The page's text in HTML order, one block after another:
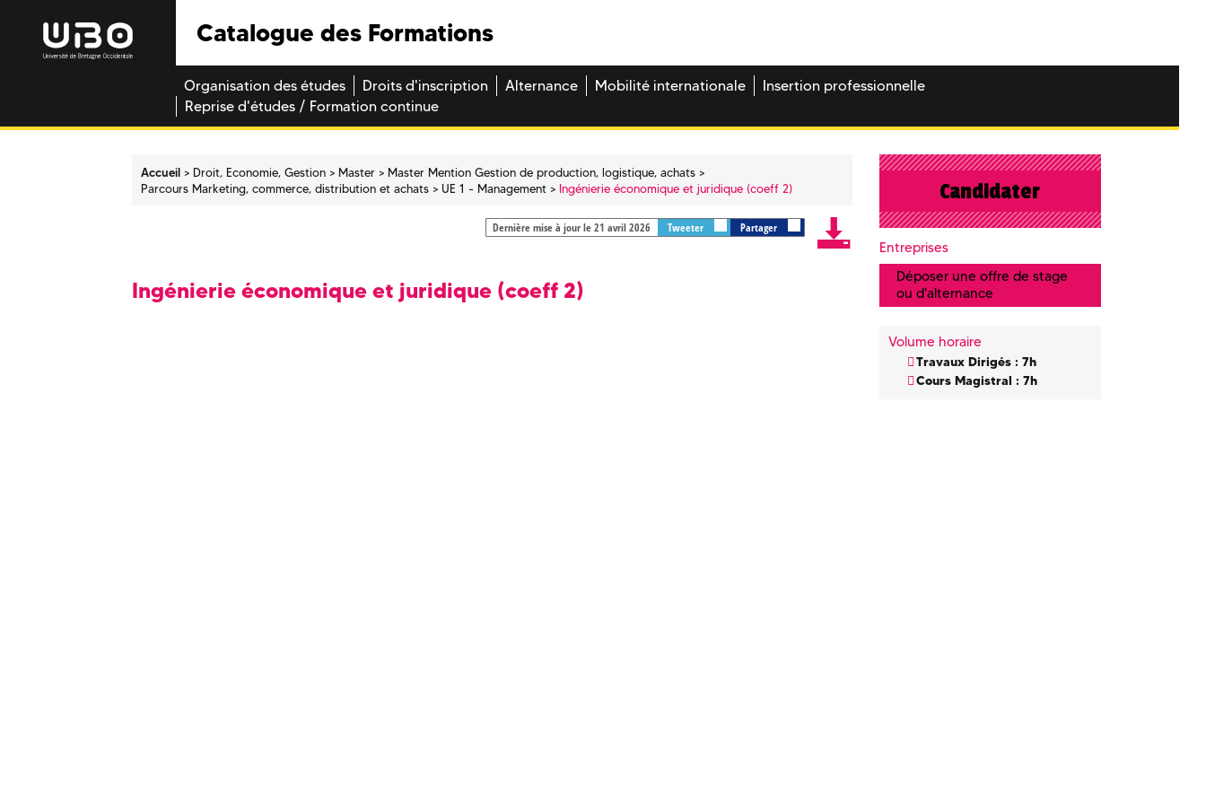
Catalogue des Formations
Organisation des études Droits d'inscription Alternance Mobilité internationale
Insertion professionnelle
Reprise d'études / Formation continue
Accueil Droit, Economie, Gestion Master
Master Mention Gestion de production, logistique, achats
Parcours Marketing, commerce, distribution et achats
UE 1 - Management Ingénierie économique et juridique (coeff 2)
Dernière mise à jour le 21 avril 2026 Tweeter Partager
Ingénierie économique et juridique (coeff 2)
Candidater
Entreprises
Déposer une offre de stage
ou d'alternance
Volume horaire
Travaux Dirigés : 7h
Cours Magistral : 7h